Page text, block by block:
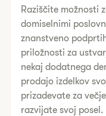
Raziščite možnosti
domiselnimi
znanstveno
priložnosti za
nekaj dodatnega
prodajo izdelkov
prizadevate za
razvijate svoj posel.